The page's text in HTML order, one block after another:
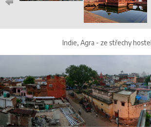
Indie, Agra - ze střechy